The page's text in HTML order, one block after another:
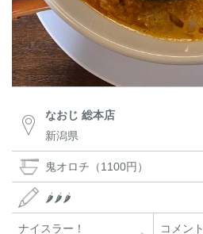
なおじ 総本店
新潟県
鬼オロチ（1100円）
🌶🌶🌶
ナイスラー！ コメント